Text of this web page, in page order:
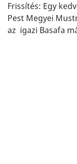
Frissítés: Egy
Pest Megyei
az igazi Basafa